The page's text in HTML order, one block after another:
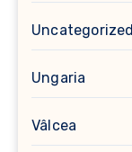
Uncategorized
Ungaria
Vâlcea